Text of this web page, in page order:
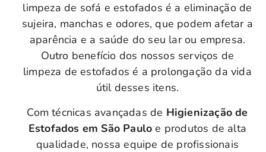
limpeza de sofá e estofados é a eliminação de
sujeira, manchas e odores, que podem afetar a
aparência e a saúde do seu lar ou empresa.
Outro benefício dos nossos serviços de
limpeza de estofados é a prolongação da vida
útil desses itens.
Com técnicas avançadas de Higienização de
Estofados em São Paulo e produtos de alta
qualidade, nossa equipe de profissionais